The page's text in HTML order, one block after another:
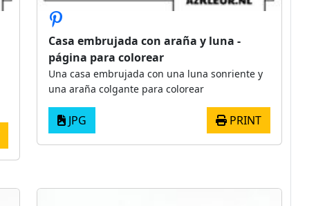
Casa embrujada con araña y luna -
página para colorear
Una casa embrujada con una luna sonriente y
una araña colgante para colorear
JPG PRINT